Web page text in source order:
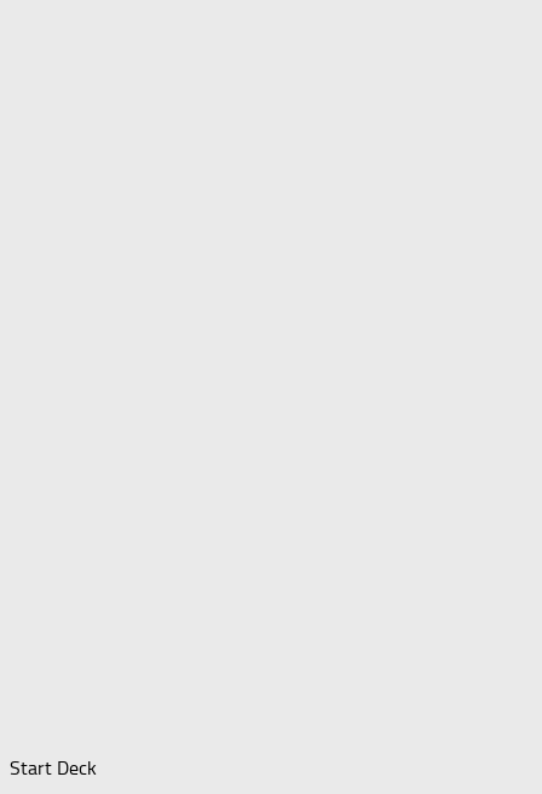
Start Deck